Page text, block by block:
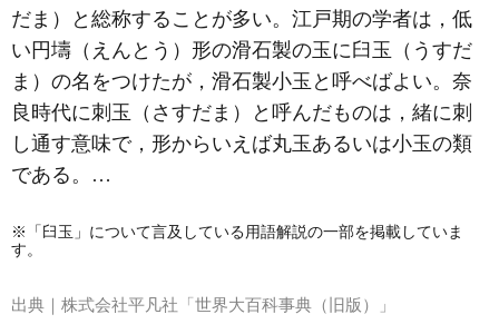
だま）と総称することが多い。江戸期の学者は，低
い円壔（えんとう）形の滑石製の玉に臼玉（うすだ
ま）の名をつけたが，滑石製小玉と呼べばよい。奈
良時代に刺玉（さすだま）と呼んだものは，緒に刺
し通す意味で，形からいえば丸玉あるいは小玉の類
である。…
※「臼玉」について言及している用語解説の一部を掲載していま
す。
出典｜ 株式会社平凡社「世界大百科事典（旧版）」